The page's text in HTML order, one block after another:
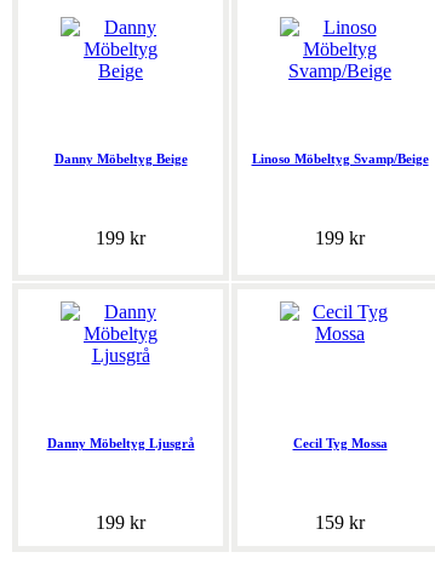
Danny Möbeltyg Beige
199 kr
Linoso Möbeltyg Svamp/Beige
199 kr
Danny Möbeltyg Ljusgrå
199 kr
Cecil Tyg Mossa
159 kr